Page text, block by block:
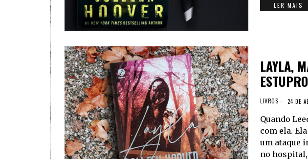
LER MAIS
LAYLA,
ESTUPRO
LIVROS 24 DE
Quando
com ela.
um ataque
no